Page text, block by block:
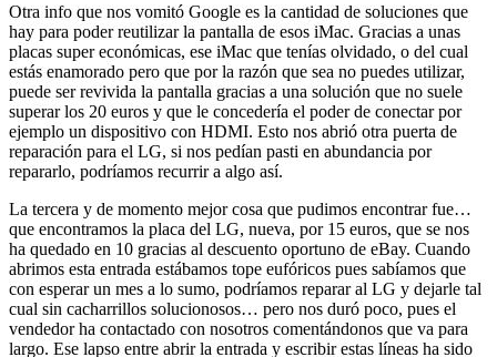
Otra info que nos vomitó Google es la cantidad de soluciones que
hay para poder reutilizar la pantalla de esos iMac. Gracias a unas
placas super económicas, ese iMac que tenías olvidado, o del cual
estás enamorado pero que por la razón que sea no puedes utilizar,
puede ser revivida la pantalla gracias a una solución que no suele
superar los 20 euros y que le concedería el poder de conectar por
ejemplo un dispositivo con HDMI. Esto nos abrió otra puerta de
reparación para el LG, si nos pedían pasti en abundancia por
repararlo, podríamos recurrir a algo así.
La tercera y de momento mejor cosa que pudimos encontrar fue…
que encontramos la placa del LG, nueva, por 15 euros, que se nos
ha quedado en 10 gracias al descuento oportuno de eBay. Cuando
abrimos esta entrada estábamos tope eufóricos pues sabíamos que
con esperar un mes a lo sumo, podríamos reparar al LG y dejarle tal
cual sin cacharrillos solucionosos… pero nos duró poco, pues el
vendedor ha contactado con nosotros comentándonos que va para
largo. Ese lapso entre abrir la entrada y escribir estas líneas ha sido